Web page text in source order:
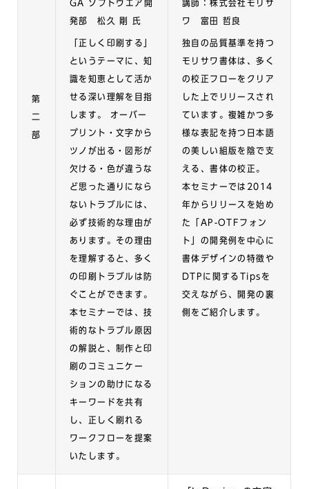
第
二
部
GA ソフトウエア開
発部 松久 剛 氏
「正しく印刷する」
というテーマに、知
識を知恵として活か
せる深い理解を目指
します。 オーバー
プリント・文字から
ツノが出る・図形が
欠ける・色が違うな
ど思った通りになら
ないトラブルには、
必ず技術的な理由が
あります。その理由
を理解すると、多く
の印刷トラブルは防
ぐことができます。
本セミナーでは、技
術的なトラブル原因
の解説と、制作と印
刷のコミュニケー
ションの助けになる
キーワードを共有
し、正しく刷れる
ワークフローを提案
いたします。
講師：株式会社モリサ
ワ 富田 哲良
独自の品質基準を持つ
モリサワ書体は、多く
の校正フローをクリア
した上でリリースされ
ています。複雑かつ多
様な表記を持つ日本語
の美しい組版を陰で支
える、書体の校正。
本セミナーでは2014
年からリリースを始め
た「AP-OTFフォン
ト」の開発例を中心に
書体デザインの特徴や
DTPに関するTipsを
交えながら、開発の裏
側をご紹介します。